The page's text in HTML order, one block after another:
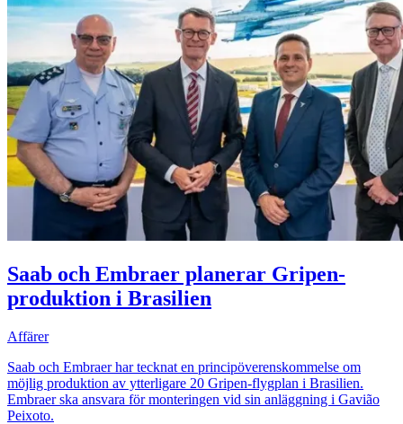
Saab och Embraer planerar Gripen-
produktion i Brasilien
Affärer
Saab och Embraer har tecknat en principöverenskommelse om
möjlig produktion av ytterligare 20 Gripen-flygplan i Brasilien.
Embraer ska ansvara för monteringen vid sin anläggning i Gavião
Peixoto.